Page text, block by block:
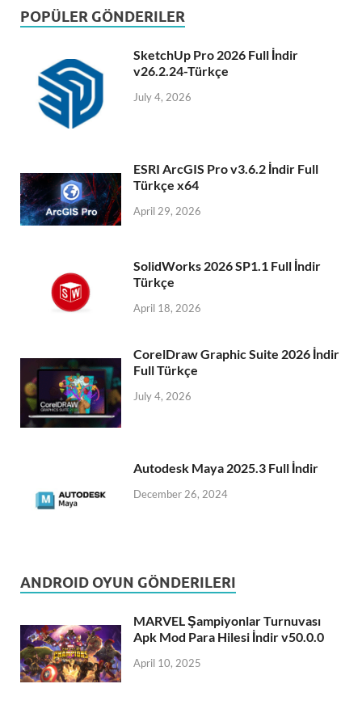
POPÜLER GÖNDERILER
SketchUp Pro 2026 Full İndir
v26.2.24-Türkçe
July 4, 2026
ESRI ArcGIS Pro v3.6.2 İndir Full
Türkçe x64
April 29, 2026
SolidWorks 2026 SP1.1 Full İndir
Türkçe
April 18, 2026
CorelDraw Graphic Suite 2026 İndir
Full Türkçe
July 4, 2026
Autodesk Maya 2025.3 Full İndir
December 26, 2024
ANDROID OYUN GÖNDERILERI
MARVEL Şampiyonlar Turnuvası
Apk Mod Para Hilesi İndir v50.0.0
April 10, 2025